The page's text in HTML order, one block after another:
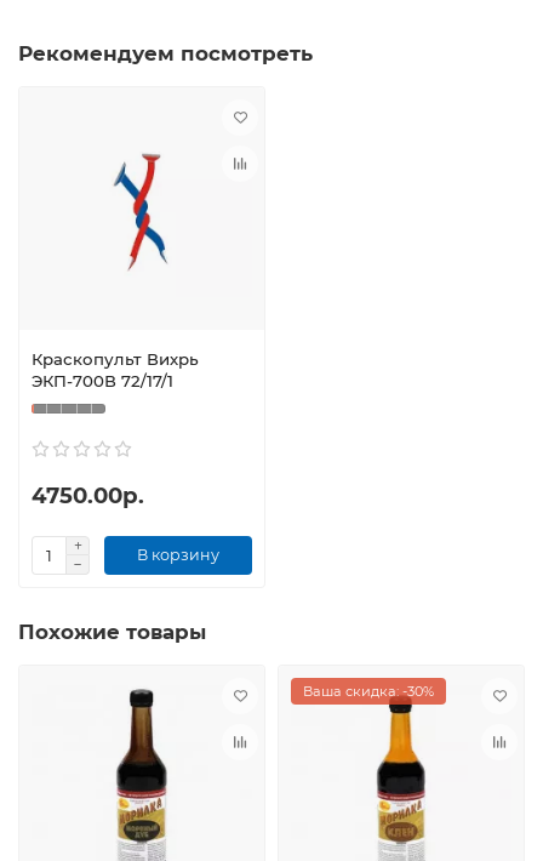
Рекомендуем посмотреть
Краскопульт Вихрь
ЭКП-700В 72/17/1
4750.00р.
В корзину
Похожие товары
Ваша скидка: -30%